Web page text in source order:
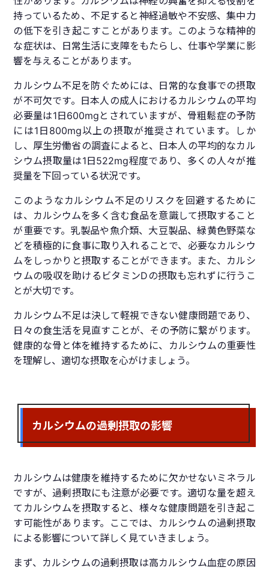
持っているため、不足すると神経過敏や不安感、集中力
の低下を引き起こすことがあります。このような精神的
な症状は、日常生活に支障をもたらし、仕事や学業に影
響を与えることがあります。
カルシウム不足を防ぐためには、日常的な食事での摂取
が不可欠です。日本人の成人におけるカルシウムの平均
必要量は1日600mgとされていますが、骨粗鬆症の予防
には1日800mg以上の摂取が推奨されています。しか
し、厚生労働省の調査によると、日本人の平均的なカル
シウム摂取量は1日522mg程度であり、多くの人々が推
奨量を下回っている状況です。
このようなカルシウム不足のリスクを回避するために
は、カルシウムを多く含む食品を意識して摂取すること
が重要です。乳製品や魚介類、大豆製品、緑黄色野菜な
どを積極的に食事に取り入れることで、必要なカルシウ
ムをしっかりと摂取することができます。また、カルシ
ウムの吸収を助けるビタミンDの摂取も忘れずに行うこ
とが大切です。
カルシウム不足は決して軽視できない健康問題であり、
日々の食生活を見直すことが、その予防に繋がります。
健康的な骨と体を維持するために、カルシウムの重要性
を理解し、適切な摂取を心がけましょう。
カルシウムの過剰摂取の影響
カルシウムは健康を維持するために欠かせないミネラル
ですが、過剰摂取にも注意が必要です。適切な量を超え
てカルシウムを摂取すると、様々な健康問題を引き起こ
す可能性があります。ここでは、カルシウムの過剰摂取
による影響について詳しく見ていきましょう。
まず、カルシウムの過剰摂取は高カルシウム血症の原因